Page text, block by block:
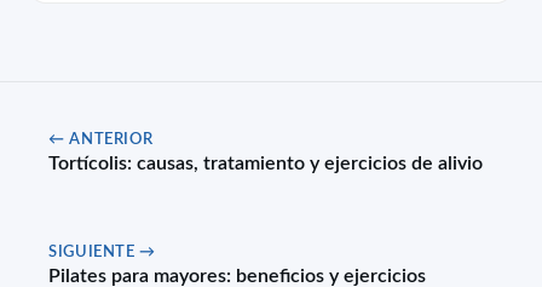
← ANTERIOR
Tortícolis: causas, tratamiento y ejercicios de alivio
SIGUIENTE →
Pilates para mayores: beneficios y ejercicios